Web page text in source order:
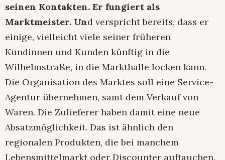
seinen Kontakten. Er fungiert als
Marktmeister. Und verspricht bereits, dass er
einige, vielleicht viele seiner früheren
Kundinnen und Kunden künftig in die
Wilhelmstraße, in die Markthalle locken kann.
Die Organisation des Marktes soll eine Service-
Agentur übernehmen, samt dem Verkauf von
Waren. Die Zulieferer haben damit eine neue
Absatzmöglichkeit. Das ist ähnlich den
regionalen Produkten, die bei manchem
Lebensmittelmarkt oder Discounter auftauchen.